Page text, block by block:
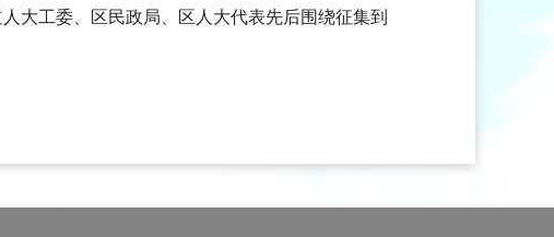
大工委、区民政局、区人大代表先后围绕征集到